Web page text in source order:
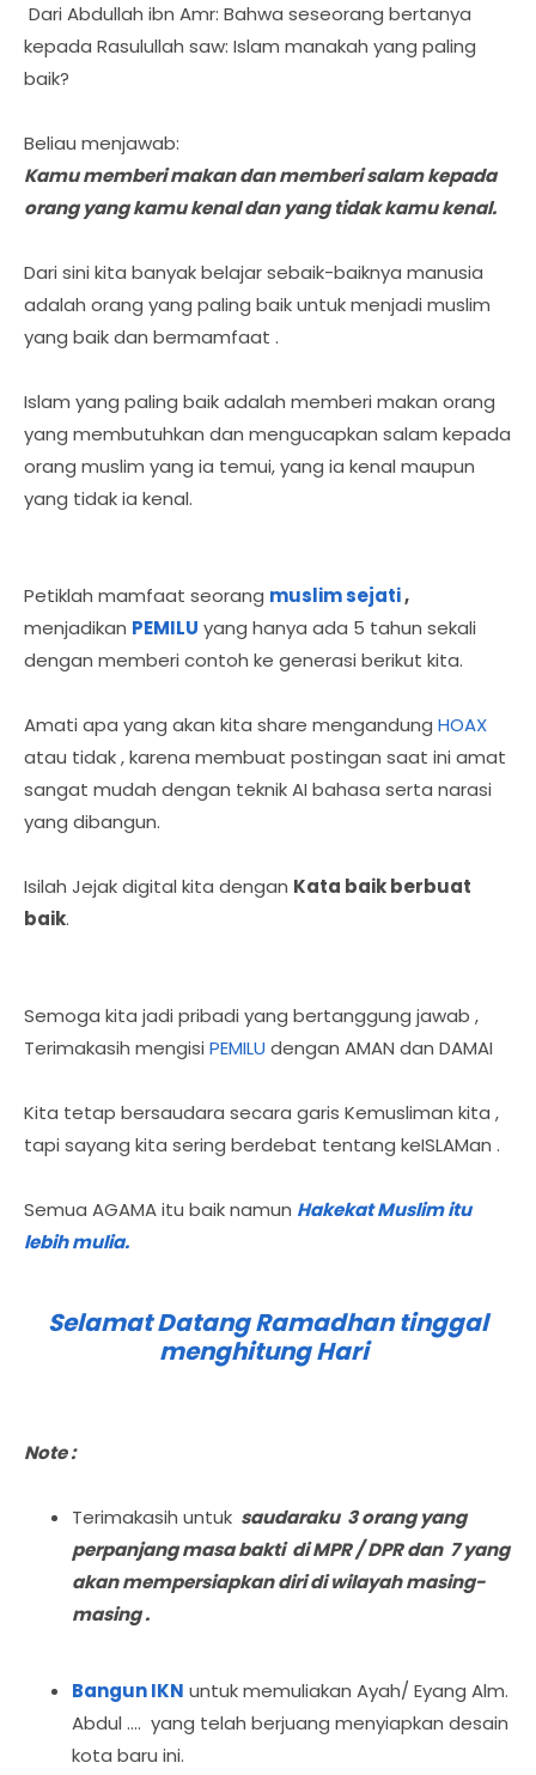
Dari Abdullah ibn Amr: Bahwa seseorang bertanya
kepada Rasulullah saw: Islam manakah yang paling
baik?
Beliau menjawab:
Kamu memberi makan dan memberi salam kepada
orang yang kamu kenal dan yang tidak kamu kenal.
Dari sini kita banyak belajar sebaik-baiknya manusia
adalah orang yang paling baik untuk menjadi muslim
yang baik dan bermamfaat .
Islam yang paling baik adalah memberi makan orang
yang membutuhkan dan mengucapkan salam kepada
orang muslim yang ia temui, yang ia kenal maupun
yang tidak ia kenal.
Petiklah mamfaat seorang muslim sejati,
menjadikan PEMILU yang hanya ada 5 tahun sekali
dengan memberi contoh ke generasi berikut kita.
Amati apa yang akan kita share mengandung HOAX
atau tidak , karena membuat postingan saat ini amat
sangat mudah dengan teknik AI bahasa serta narasi
yang dibangun.
Isilah Jejak digital kita dengan Kata baik berbuat
baik.
Semoga kita jadi pribadi yang bertanggung jawab ,
Terimakasih mengisi PEMILU dengan AMAN dan DAMAI
Kita tetap bersaudara secara garis Kemusliman kita ,
tapi sayang kita sering berdebat tentang keISLAMan .
Semua AGAMA itu baik namun Hakekat Muslim itu
lebih mulia.
Selamat Datang Ramadhan tinggal
menghitung Hari
Note :
Terimakasih untuk saudaraku 3 orang yang
perpanjang masa bakti di MPR / DPR dan 7 yang
akan mempersiapkan diri di wilayah masing-
masing .
Bangun IKN untuk memuliakan Ayah/ Eyang Alm.
Abdul .... yang telah berjuang menyiapkan desain
kota baru ini.